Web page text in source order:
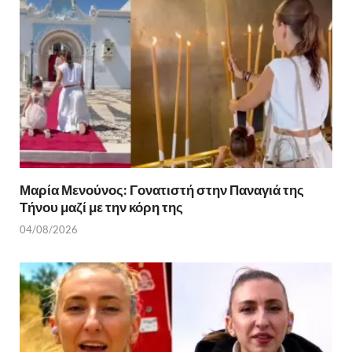
k
ίτ
ε
Μαρία Μενούνος: Γονατιστή στην Παναγιά της
Τήνου μαζί με την κόρη της
04/08/2026